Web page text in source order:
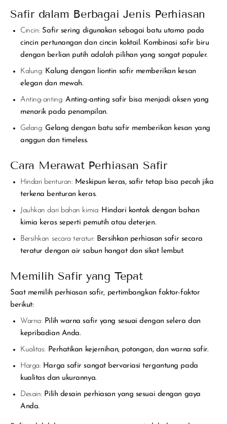
Safir dalam Berbagai Jenis Perhiasan
Cincin: Safir sering digunakan sebagai batu utama pada
cincin pertunangan dan cincin koktail. Kombinasi safir biru
dengan berlian putih adalah pilihan yang sangat populer.
Kalung: Kalung dengan liontin safir memberikan kesan
elegan dan mewah.
Anting-anting: Anting-anting safir bisa menjadi aksen yang
menarik pada penampilan.
Gelang: Gelang dengan batu safir memberikan kesan yang
anggun dan timeless.
Cara Merawat Perhiasan Safir
Hindari benturan: Meskipun keras, safir tetap bisa pecah jika
terkena benturan keras.
Jauhkan dari bahan kimia: Hindari kontak dengan bahan
kimia keras seperti pemutih atau deterjen.
Bersihkan secara teratur: Bersihkan perhiasan safir secara
teratur dengan air sabun hangat dan sikat lembut.
Memilih Safir yang Tepat
Saat memilih perhiasan safir, pertimbangkan faktor-faktor
berikut:
Warna: Pilih warna safir yang sesuai dengan selera dan
kepribadian Anda.
Kualitas: Perhatikan kejernihan, potongan, dan warna safir.
Harga: Harga safir sangat bervariasi tergantung pada
kualitas dan ukurannya.
Desain: Pilih desain perhiasan yang sesuai dengan gaya
Anda.